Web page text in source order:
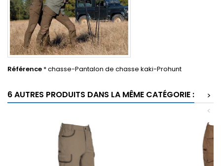
Référence * chasse-Pantalon de chasse kaki-Prohunt
6 AUTRES PRODUITS DANS LA MÊME CATÉGORIE :
>
<